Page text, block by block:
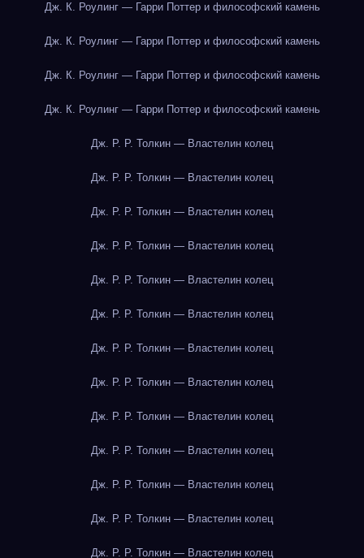
Дж. К. Роулинг — Гарри Поттер и философский камень
Дж. К. Роулинг — Гарри Поттер и философский камень
Дж. К. Роулинг — Гарри Поттер и философский камень
Дж. К. Роулинг — Гарри Поттер и философский камень
Дж. Р. Р. Толкин — Властелин колец
Дж. Р. Р. Толкин — Властелин колец
Дж. Р. Р. Толкин — Властелин колец
Дж. Р. Р. Толкин — Властелин колец
Дж. Р. Р. Толкин — Властелин колец
Дж. Р. Р. Толкин — Властелин колец
Дж. Р. Р. Толкин — Властелин колец
Дж. Р. Р. Толкин — Властелин колец
Дж. Р. Р. Толкин — Властелин колец
Дж. Р. Р. Толкин — Властелин колец
Дж. Р. Р. Толкин — Властелин колец
Дж. Р. Р. Толкин — Властелин колец
Дж. Р. Р. Толкин — Властелин колец